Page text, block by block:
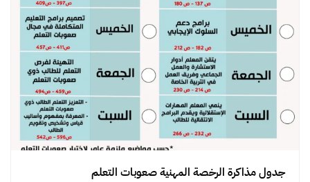
جدول مذاكرة الرخصة المهنية صعوبات التعلم